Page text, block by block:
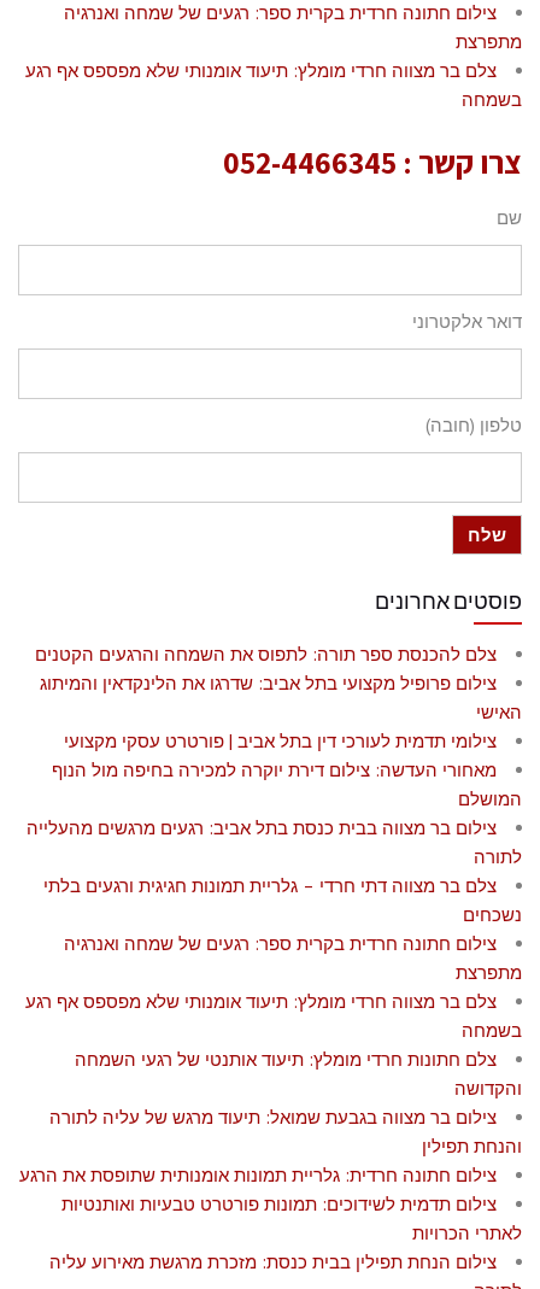
צילום חתונה חרדית בקרית ספר: רגעים של שמחה ואנרגיה
מתפרצת
צלם בר מצווה חרדי מומלץ: תיעוד אומנותי שלא מפספס אף רגע
בשמחה
צרו קשר : 052-4466345
שם
דואר אלקטרוני
טלפון (חובה)
פוסטים אחרונים
צלם להכנסת ספר תורה: לתפוס את השמחה והרגעים הקטנים
צילום פרופיל מקצועי בתל אביב: שדרגו את הלינקדאין והמיתוג
האישי
צילומי תדמית לעורכי דין בתל אביב | פורטרט עסקי מקצועי
מאחורי העדשה: צילום דירת יוקרה למכירה בחיפה מול הנוף
המושלם
צילום בר מצווה בבית כנסת בתל אביב: רגעים מרגשים מהעלייה
לתורה
צלם בר מצווה דתי חרדי – גלריית תמונות חגיגית ורגעים בלתי
נשכחים
צילום חתונה חרדית בקרית ספר: רגעים של שמחה ואנרגיה
מתפרצת
צלם בר מצווה חרדי מומלץ: תיעוד אומנותי שלא מפספס אף רגע
בשמחה
צלם חתונות חרדי מומלץ: תיעוד אותנטי של רגעי השמחה
והקדושה
צילום בר מצווה בגבעת שמואל: תיעוד מרגש של עליה לתורה
והנחת תפילין
צילום חתונה חרדית: גלריית תמונות אומנותית שתופסת את הרגע
צילום תדמית לשידוכים: תמונות פורטרט טבעיות ואותנטיות
לאתרי הכרויות
צילום הנחת תפילין בבית כנסת: מזכרת מרגשת מאירוע עליה